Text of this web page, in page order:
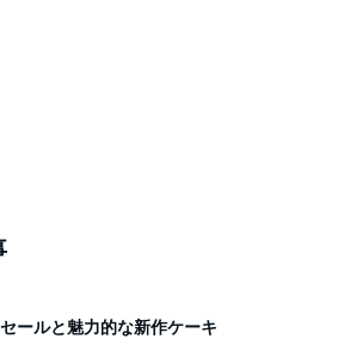
ールと魅力的な新作ケーキ